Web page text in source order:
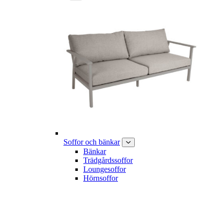
Soffor och bänkar
Bänkar
Trädgårdssoffor
Loungesoffor
Hörnsoffor